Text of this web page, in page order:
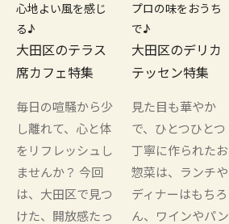
心地よい風を感じ
る♪
大田区のテラス
席カフェ特集
毎日の喧騒から少
し離れて、心と体
をリフレッシュし
ませんか？ 今回
は、大田区で見つ
けた、開放感たっ
プロの味をおうち
で♪
大田区のデリカ
テッセン特集
見た目も華やか
で、ひとつひとつ
丁寧に作られたお
惣菜は、ランチや
ディナーはもちろ
ん、ワインやパン